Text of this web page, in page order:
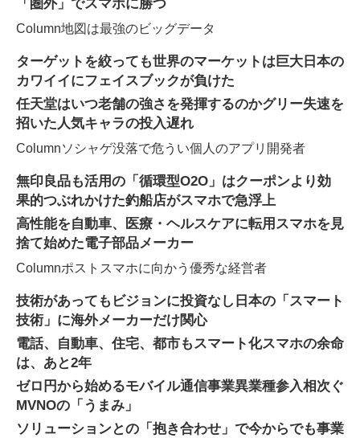
「圏外」でスマホに勝つ
Column地図は最強のビッグデータ
ターゲットを絞っても世界のマーケットは巨大 日本の
カワイイにフェイスブックが負けた
任天堂はいつ老舗の強さを発揮するのかグリー失速を
招いた人気キャラの投入遅れ
Columnソシャゲ没落で危うい個人のアプリ開発者
無印良品も活用の「循環型O2O」はクーポンより効
果的つぶれかけた釣船店がスマホで急浮上
高性能を自動車、医療・ヘルスケアに転用 スマホを見
捨て始めた電子部品メーカー
Columnポストスマホに向かう優秀な経営者
技術があってもビジョンに投資なし 日本の「スマート
技術」に海外メーカーだけ関心
電話、自動車、住宅、都市もスマート化スマホの余命
は、あと2年
ゼロ円から始めるモバイル通信事業異業種参入相次ぐ
MVNOの「うまみ」
ソリューションとの「抱き合わせ」で今からでも事業